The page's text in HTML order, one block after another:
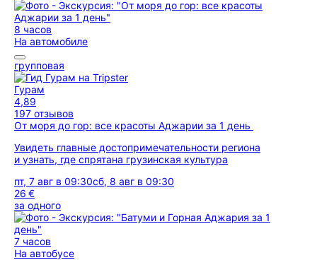
8 часов
На автомобиле
групповая
Гурам
4,89
197 отзывов
От моря до гор: все красоты Аджарии за 1 день
Увидеть главные достопримечательности региона
и узнать, где спрятана грузинская культура
пт, 7 авг в 09:30сб, 8 авг в 09:30
26 €
за одного
7 часов
На автобусе